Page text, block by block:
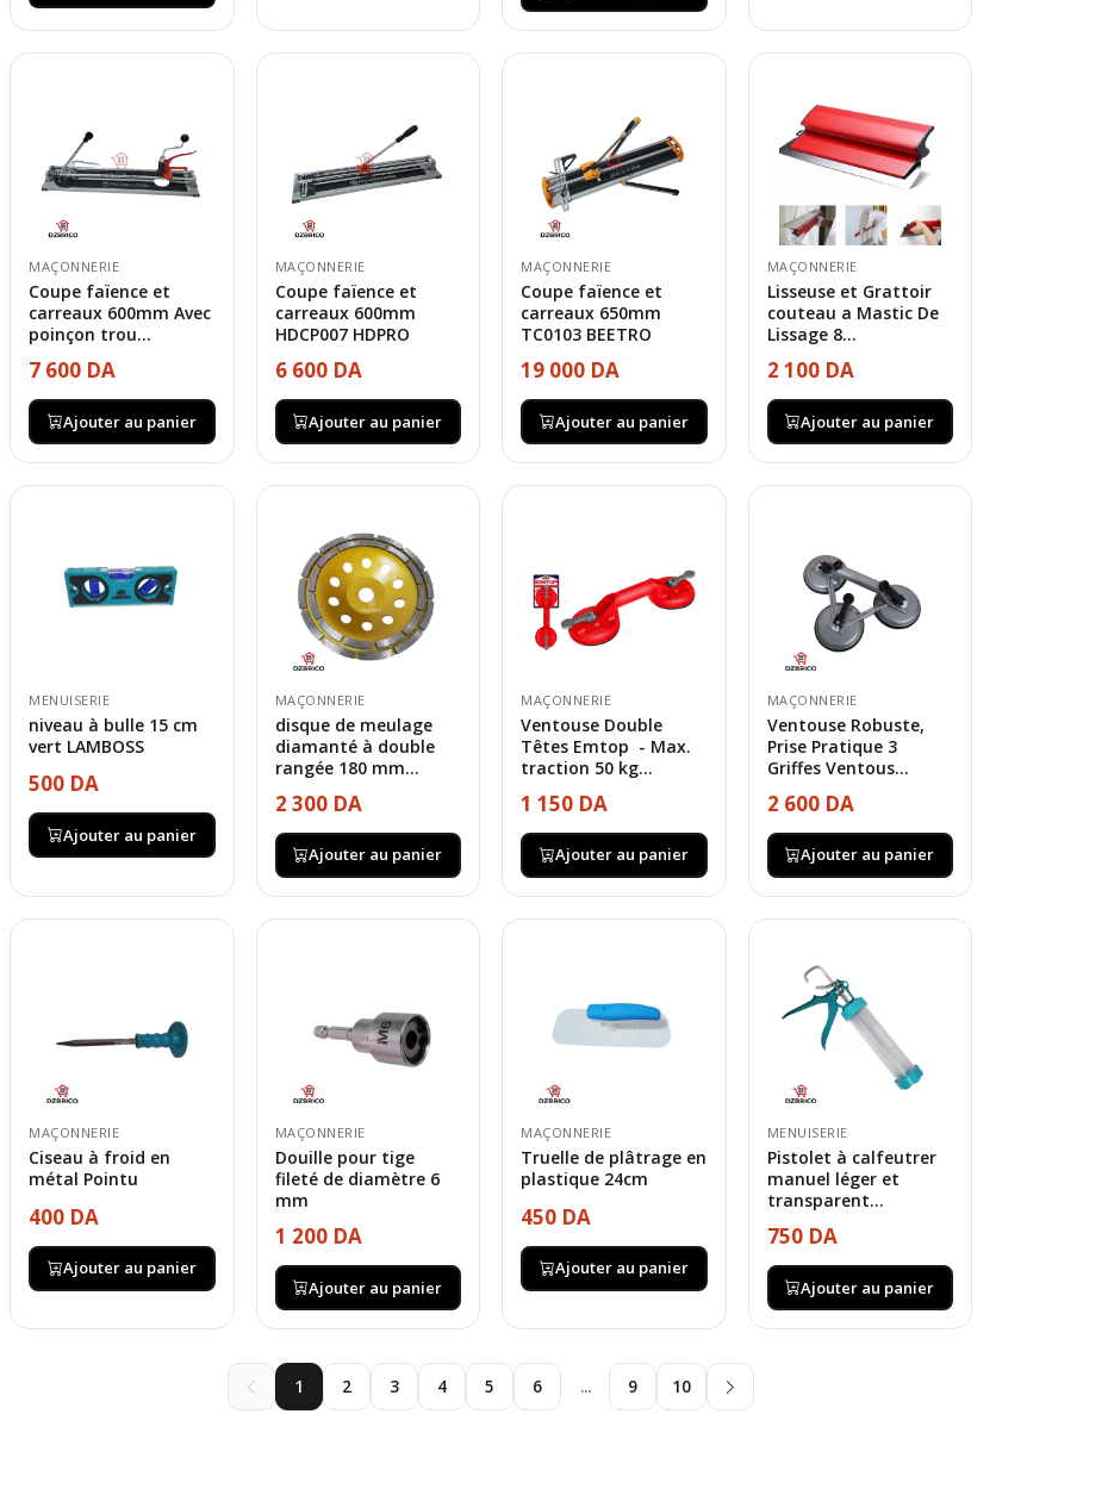
MAÇONNERIE
Coupe faïence et
carreaux 600mm Avec
poinçon trou...
7 600 DA
Ajouter au panier
MAÇONNERIE
Coupe faïence et
carreaux 600mm
HDCP007 HDPRO
6 600 DA
Ajouter au panier
MAÇONNERIE
Coupe faïence et
carreaux 650mm
TC0103 BEETRO
19 000 DA
Ajouter au panier
MAÇONNERIE
Lisseuse et Grattoir
couteau a Mastic De
Lissage 8...
2 100 DA
Ajouter au panier
MENUISERIE
niveau à bulle 15 cm
vert LAMBOSS
500 DA
Ajouter au panier
MAÇONNERIE
disque de meulage
diamanté à double
rangée 180 mm...
2 300 DA
Ajouter au panier
MAÇONNERIE
Ventouse Double
Têtes Emtop - Max.
traction 50 kg...
1 150 DA
Ajouter au panier
MAÇONNERIE
Ventouse Robuste,
Prise Pratique 3
Griffes Ventous...
2 600 DA
Ajouter au panier
MAÇONNERIE
Ciseau à froid en
métal Pointu
400 DA
Ajouter au panier
MAÇONNERIE
Douille pour tige
fileté de diamètre 6
mm
1 200 DA
Ajouter au panier
MAÇONNERIE
Truelle de plâtrage en
plastique 24cm
450 DA
Ajouter au panier
MENUISERIE
Pistolet à calfeutrer
manuel léger et
transparent...
750 DA
Ajouter au panier
1 2 3 4 5 6 ... 9 10